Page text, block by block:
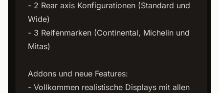
- 2 Rear axis Konfigurationen (Standard und
Wide)
- 3 Reifenmarken (Continental, Michelin und
Mitas)
Addons und neue Features:
- Vollkommen realistische Displays mit allen